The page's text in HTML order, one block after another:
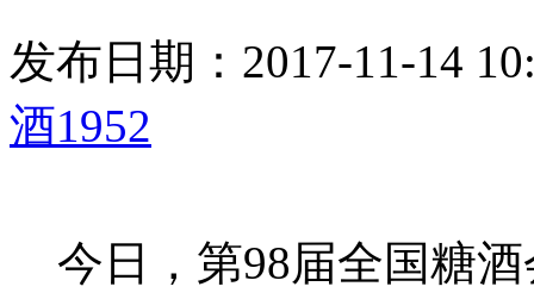
发布日期：2017-11-14
酒1952
今日，第98届全国糖